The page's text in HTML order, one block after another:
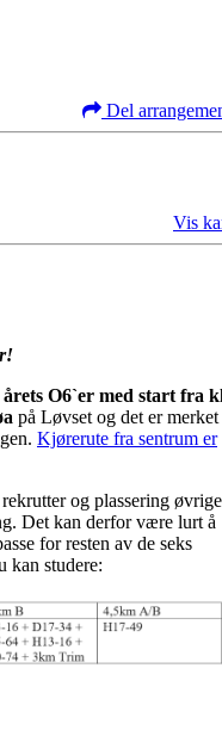
Del
Vis
O6`er med start fra
på Løvset og det er merket
Kjørerute fra sentrum er
og plassering øvrige
Det kan derfor være lurt å
for resten av de seks
kan studere: